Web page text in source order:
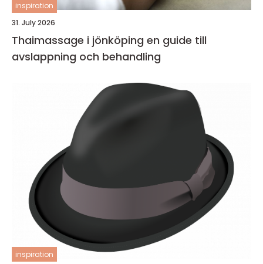
inspiration
31. July 2026
Thaimassage i jönköping en guide till
avslappning och behandling
inspiration